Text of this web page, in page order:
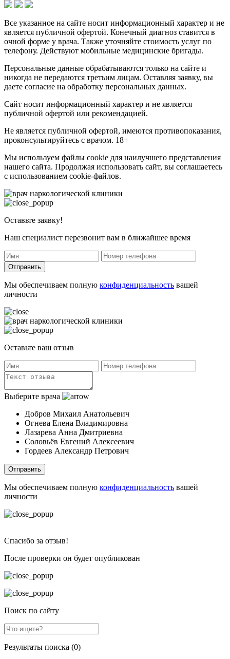
Все указанное на сайте носит информационный характер и не
является публичной офертой. Конечный диагноз ставится в
очной форме у врача. Также уточняйте стоимость услуг по
телефону. Действуют мобильные медицинские бригады.
Персональные данные обрабатываются только на сайте и
никогда не передаются третьим лицам. Оставляя заявку, вы
даете согласие на обработку персональных данных.
Сайт носит информационный характер и не является
публичной офертой или рекомендацией.
Не является публичной офертой, имеются противопоказания,
проконсультируйтесь с врачом. 18+
Мы используем файлы cookie для наилучшего представления
нашего сайта. Продолжая использовать сайт, вы соглашаетесь
с использованием cookie-файлов.
Оставьте заявку!
Наш специалист перезвонит вам в ближайшее время
Отправить
Мы обеспечиваем полную конфиденциальность вашей
личности
Оставьте ваш отзыв
Выберите врача
Добров Михаил Анатольевич
Огнева Елена Владимировна
Лазарева Анна Дмитриевна
Соловьёв Евгений Алексеевич
Гордеев Александр Петрович
Отправить
Мы обеспечиваем полную конфиденциальность вашей
личности
Спасибо за отзыв!
После проверки он будет опубликован
Поиск по сайту
Результаты поиска (0)